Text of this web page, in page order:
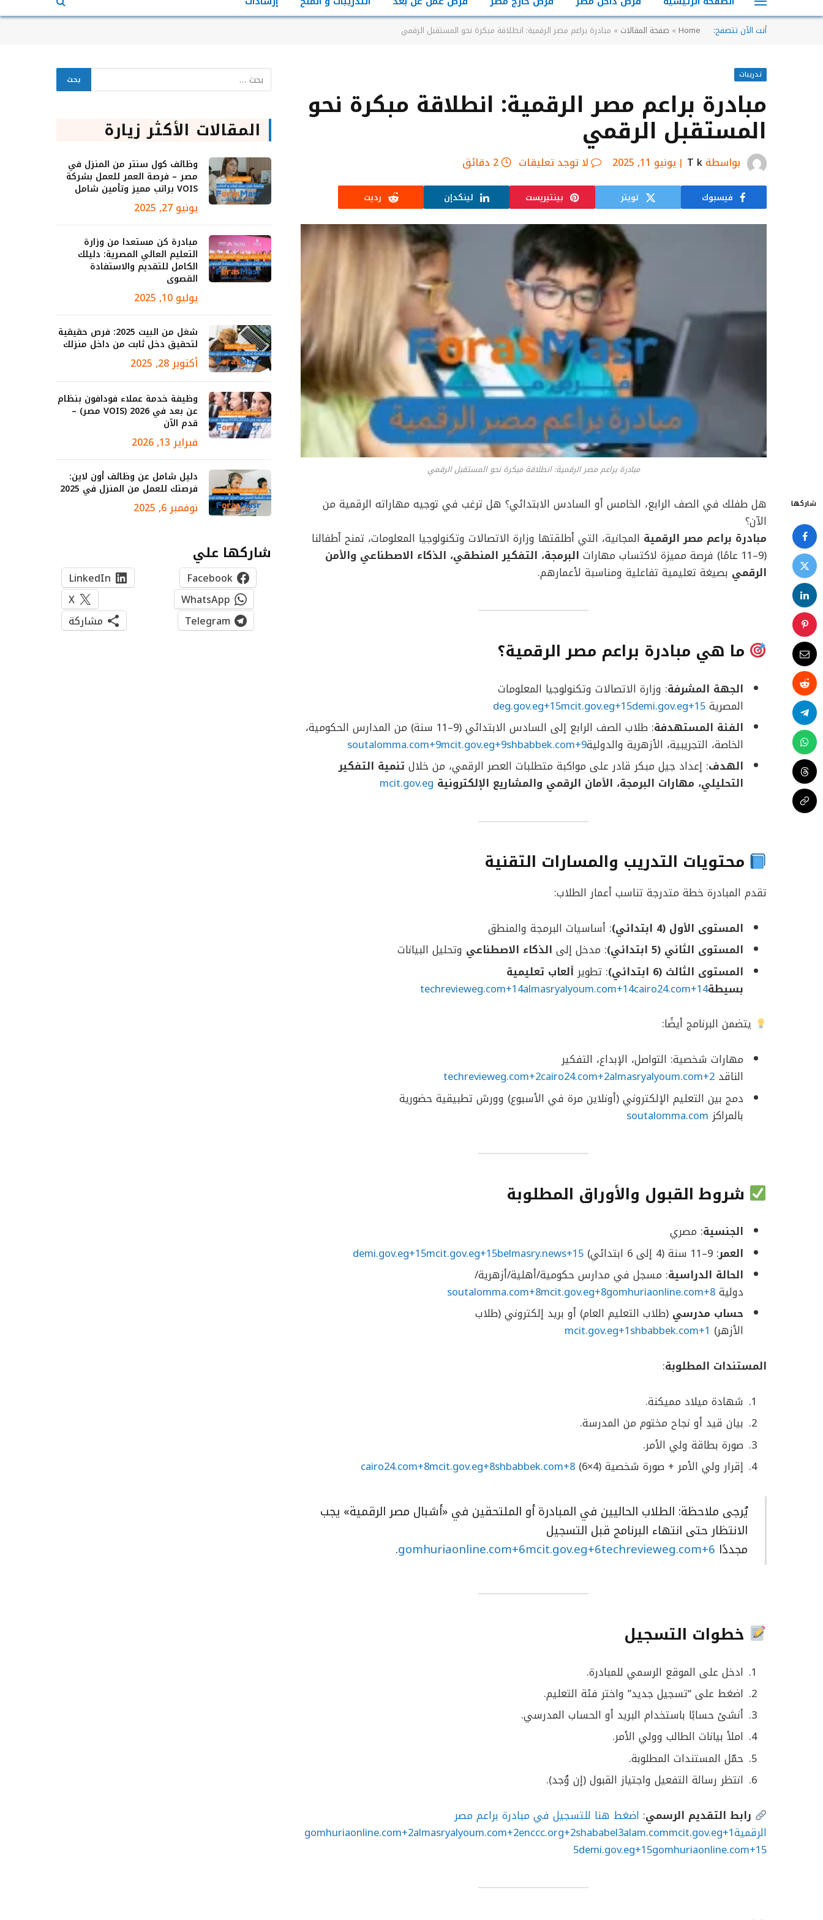
أنت الآن تتصفح: Home
» صفحة المقالات » مبادرة براعم مصر الرقمية: انطلاقة مبكرة نحو المستقبل الرقمي
تدريبات
مبادرة براعم مصر الرقمية: انطلاقة مبكرة نحو
المستقبل الرقمي
بواسطةT k يونيو 11, 2025 لا توجد تعليقات 2 دقائق
فيسبوك تويتر بينتيريست لينكدإن رديت
مبادرة براعم مصر الرقمية: انطلاقة مبكرة نحو المستقبل الرقمي
شاركها
هل طفلك في الصف الرابع، الخامس أو السادس الابتدائي؟ هل ترغب في توجيه مهاراته الرقمية من
الآن؟
مبادرة براعم مصر الرقمية المجانية، التي أطلقتها وزارة الاتصالات وتكنولوجيا المعلومات، تمنح أطفالنا
(9–11 عامًا) فرصة مميزة لاكتساب مهارات
البرمجة، التفكير المنطقي، الذكاء الاصطناعي والأمن
الرقمي بصيغة تعليمية تفاعلية ومناسبة لأعمارهم.
ما هي مبادرة براعم مصر الرقمية؟
الجهة المشرفة: وزارة الاتصالات وتكنولوجيا المعلومات
المصريةdeg.gov.eg+15mcit.gov.eg+15demi.gov.eg+15
الفئة المستهدفة
: طلاب الصف الرابع إلى السادس الابتدائي (9–11 سنة) من المدارس الحكومية،
الخاصة، التجريبية، الأزهرية والدوليةsoutalomma.com+9mcit.gov.eg+9shbabbek.com+9
الهدف: إعداد جيل مبكر قادر على مواكبة متطلبات العصر الرقمي، من خلال تنمية التفكير
التحليلي، مهارات البرمجة، الأمان الرقمي والمشاريع الإلكترونية mcit.gov.eg
محتويات التدريب والمسارات التقنية
تقدم المبادرة خطة متدرجة تناسب أعمار الطلاب:
المستوى الأول (4 ابتدائي)
: أساسيات البرمجة والمنطق
المستوى الثاني (5 ابتدائي)
: مدخل إلى الذكاء الاصطناعي وتحليل البيانات
المستوى الثالث (6 ابتدائي)
: تطويرألعاب تعليمية
بسيطةtechrevieweg.com+14almasryalyoum.com+14cairo24.com+14
يتضمن البرنامج أيضًا:
مهارات شخصية: التواصل، الإبداع، التفكير
الناقد techrevieweg.com+2cairo24.com+2almasryalyoum.com+2
دمج بين التعليم الإلكتروني (أونلاين مرة في الأسبوع) وورش تطبيقية حضورية
بالمراكز soutalomma.com
شروط القبول والأوراق المطلوبة
الجنسية: مصري
العمر: 9–11 سنة (4 إلى 6 ابتدائي)
demi.gov.eg+15mcit.gov.eg+15belmasry.news+15
الحالة الدراسية: مسجل في مدارس حكومية/أهلية/أزهرية/
دوليةsoutalomma.com+8mcit.gov.eg+8gomhuriaonline.com+8
حساب مدرسي (طلاب التعليم العام) أو بريد إلكتروني (طلاب
الأزهر) mcit.gov.eg+1shbabbek.com+1
المستندات المطلوبة:
شهادة ميلاد مميكنة.
بيان قيد أو نجاح مختوم من المدرسة.
صورة بطاقة ولي الأمر.
إقرار ولي الأمر + صورة شخصية (4×6)
cairo24.com+8mcit.gov.eg+8shbabbek.com+8
يُرجى ملاحظة: الطلاب الحاليين في المبادرة أو الملتحقين في «أشبال مصر الرقمية» يجب
الانتظار حتى انتهاء البرنامج قبل التسجيل
مجددًا gomhuriaonline.com+6mcit.gov.eg+6techrevieweg.com+6
.
خطوات التسجيل
ادخل على الموقع الرسمي للمبادرة.
اضغط على “تسجيل جديد” واختر فئة التعليم.
أنشئ حسابًا باستخدام البريد أو الحساب المدرسي.
املأ بيانات الطالب وولي الأمر.
حمّل المستندات المطلوبة.
انتظر رسالة التفعيل واجتياز القبول (إن وُجد).
رابط التقديم الرسمي: اضغط هنا للتسجيل في مبادرة براعم مصر
الرقمية
gomhuriaonline.com+2almasryalyoum.com+2enccc.org+2shababel3alam.commcit.gov.eg+1
5demi.gov.eg+15gomhuriaonline.com+15
المقالات الأكثر زيارة
وظائف كول سنتر من المنزل في
مصر – فرصة العمر للعمل بشركة
VOIS براتب مميز وتأمين شامل
يونيو 27, 2025
مبادرة كن مستعدا من وزارة
التعليم العالي المصرية: دليلك
الكامل للتقديم والاستفادة
القصوى
يوليو 10, 2025
شغل من البيت 2025: فرص حقيقية
لتحقيق دخل ثابت من داخل منزلك
أكتوبر 28, 2025
وظيفة خدمة عملاء فودافون بنظام
عن بعد في 2026 (VOIS مصر) –
قدم الآن
فبراير 13, 2026
دليل شامل عن وظائف أون لاين:
فرصتك للعمل من المنزل في 2025
نوفمبر 6, 2025
شاركها علي
Facebook
LinkedIn
WhatsApp
X
Telegram
مشاركة